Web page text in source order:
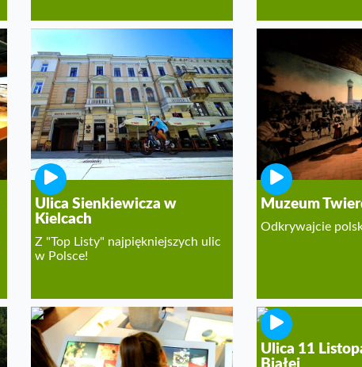
Ulica Sienkiewicza w
Kielcach
Z "Top Listy" najpiękniejszych ulic
w Polsce!
Muzeum
Odkrywajcie
Ulica 11